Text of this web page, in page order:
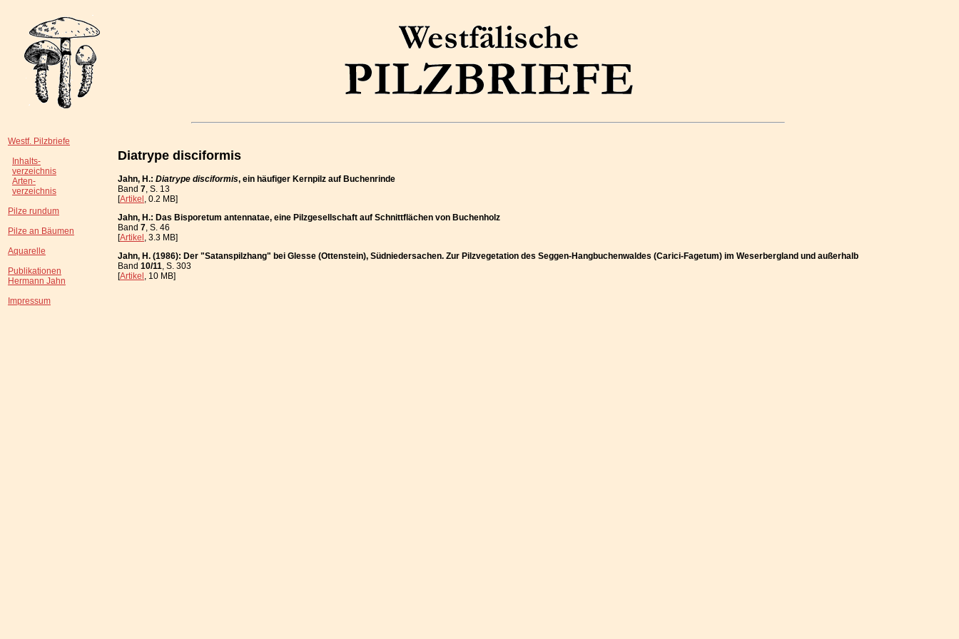
Westf. Pilzbriefe
Inhalts-
verzeichnis
Arten-
verzeichnis
Pilze rundum
Pilze an Bäumen
Aquarelle
Publikationen
Hermann Jahn
Impressum
Diatrype disciformis
Jahn, H.: Diatrype disciformis, ein häufiger Kernpilz auf Buchenrinde
Band 7, S. 13
[Artikel, 0.2 MB]
Jahn, H.: Das Bisporetum antennatae, eine Pilzgesellschaft auf Schnittflächen von Buchenholz
Band 7, S. 46
[Artikel, 3.3 MB]
Jahn, H. (1986): Der "Satanspilzhang" bei Glesse (Ottenstein), Südniedersachen. Zur Pilzvegetation des Seggen-Hangbuchenwaldes (Carici-Fagetum) im Weserbergland und außerhalb
Band 10/11, S. 303
[Artikel, 10 MB]